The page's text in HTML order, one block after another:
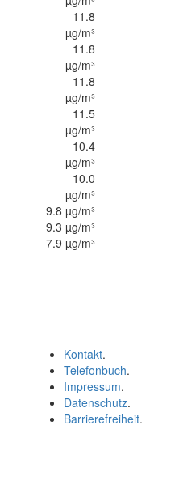
11.8
µg/m³
11.8
µg/m³
11.8
µg/m³
11.5
µg/m³
10.4
µg/m³
10.0
µg/m³
9.8 µg/m³
9.3 µg/m³
7.9 µg/m³
Kontakt.
Telefonbuch.
Impressum.
Datenschutz.
Barrierefreiheit.